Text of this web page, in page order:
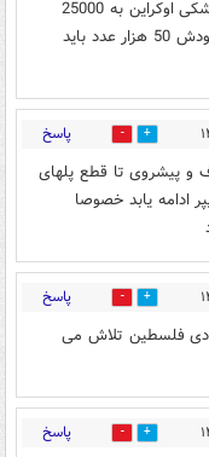
روسیه برای نبرد سال آینده و نابودی ذخایر موشکی اوکراین به 25000
پهباد شاهد نیاز دارد خود ایران هم باید برای خودش 50 هزار عدد باید
2 پاسخ
و پیشروی تا قطع پلهای
ادامه یابد خصوصا
3 پاسخ
فلسطین تلاش می
2 پاسخ